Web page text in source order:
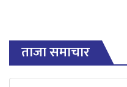
ताजा समाचार